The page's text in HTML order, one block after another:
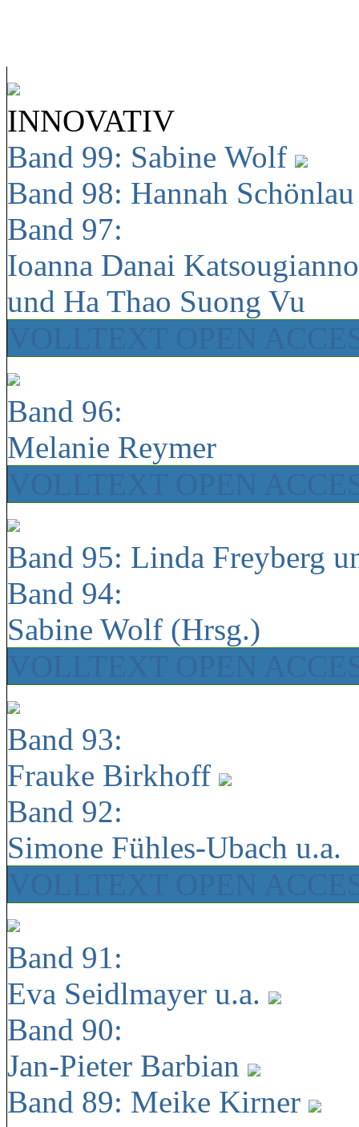
INNOVATIV
Band 99: Sabine Wolf
Band 98: Hannah
Band 97:
Ioanna Danai
und Ha Thao Suong Vu
Band 96:
Melanie Reymer
Band 95: Linda Freyberg
Band 94:
Sabine Wolf (Hrsg.)
Band 93:
Frauke Birkhoff
Band 92:
Simone Fühles-Ubach u.a.
Band 91:
Eva Seidlmayer u.a.
Band 90:
Jan-Pieter Barbian
Band 89: Meike Kirner